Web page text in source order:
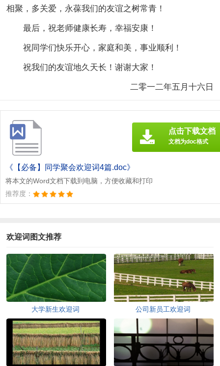
相聚，多关爱，永葆我们的友谊之树常青！
最后，祝老师健康长寿，幸福安康！
祝同学们快乐开心，家庭和美，事业顺利！
祝我们的友谊地久天长！谢谢大家！
二零一二年五月十六日
《【必备】同学聚会欢迎词4篇.doc》
将本文的Word文档下载到电脑，方便收藏和打印
推荐度：
点击下载文档
文档为doc格式
欢迎词图文推荐
大学新生欢迎词 公司新员工欢迎词